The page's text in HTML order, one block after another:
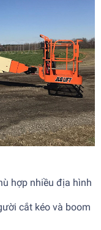
hợp nhiều địa hình
cắt kéo và boom